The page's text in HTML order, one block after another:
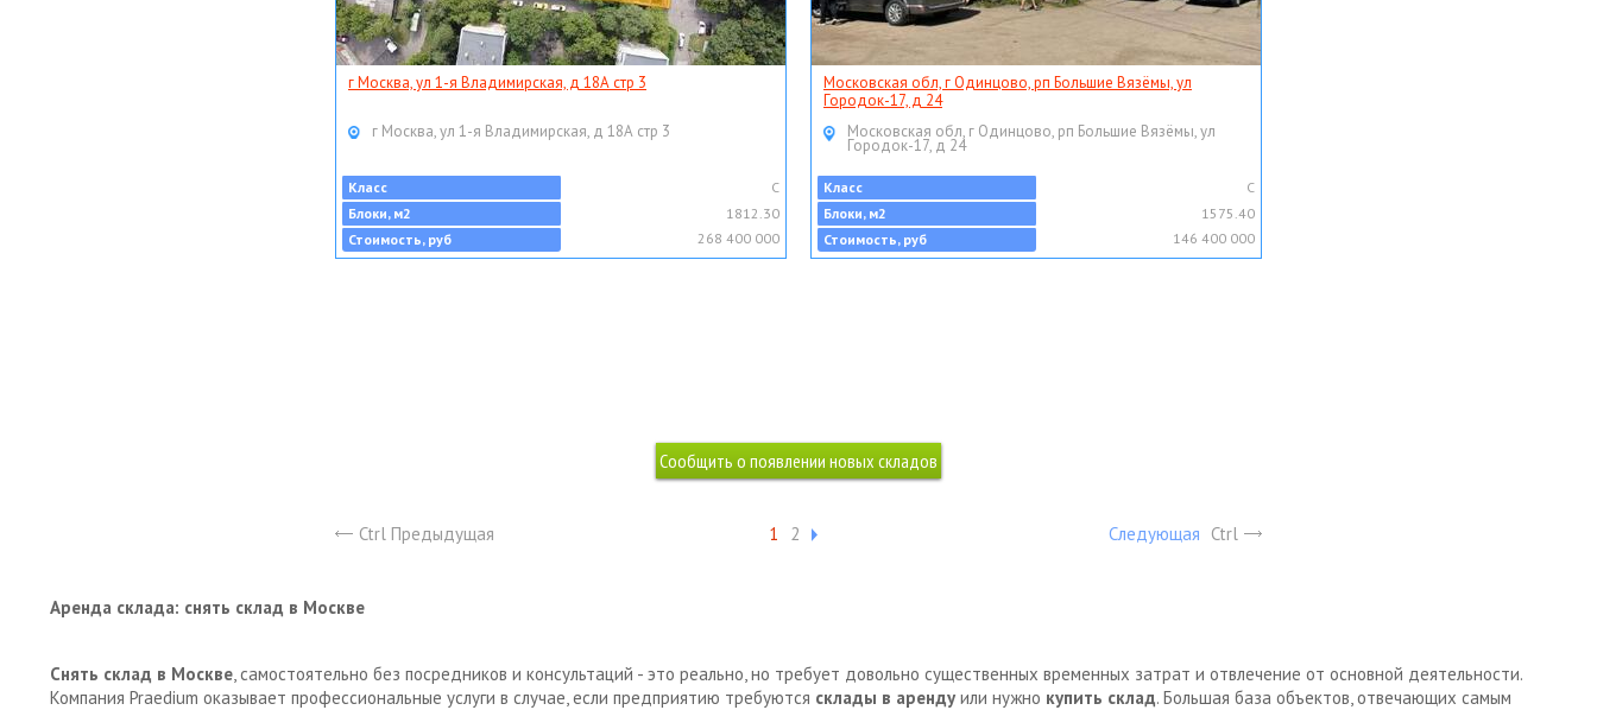
г Москва, ул 1-я Владимирская, д 18А стр 3
г Москва, ул 1-я Владимирская, д 18А стр 3
Класс
C
Блоки, м2
1812.30
Стоимость, руб
268 400 000
Московская обл, г Одинцово, рп Большие Вязёмы, ул
Городок-17, д 24
Московская обл, г Одинцово, рп Большие Вязёмы, ул
Городок-17, д 24
Класс
C
Блоки, м2
1575.40
Стоимость, руб
146 400 000
Ctrl Предыдущая 1 2 Следующая Ctrl
Аренда склада: снять склад в Москве
Снять склад в Москве, самостоятельно без посредников и консультаций - это реально, но требует довольно существенных временных затрат и отвлечение от основной деятельности.
Компания Praedium оказывает профессиональные услуги в случае, если предприятию требуются склады в аренду или нужно купить склад. Большая база объектов, отвечающих самым